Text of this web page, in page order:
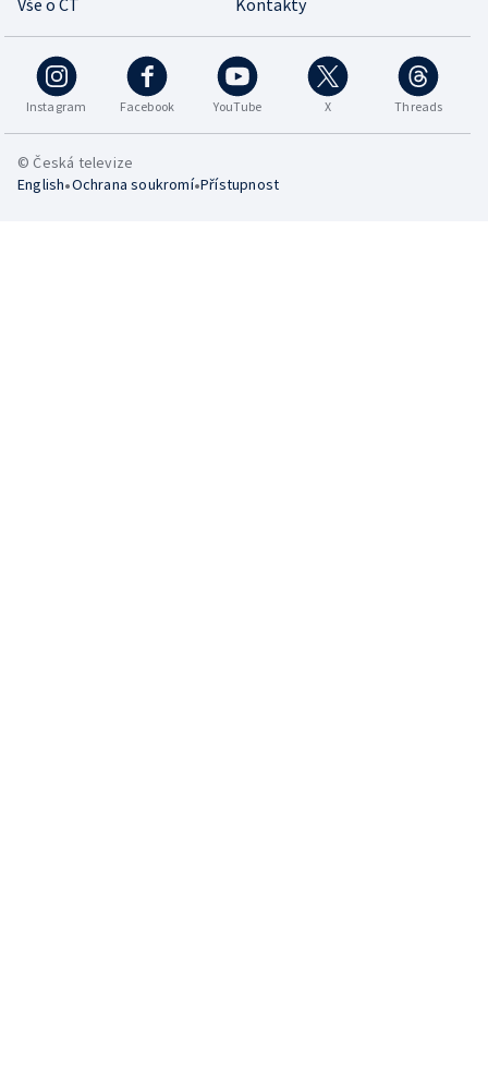
Vše o ČT
Kontakty
Instagram Facebook YouTube X Threads
© Česká televize
English•Ochrana soukromí•Přístupnost